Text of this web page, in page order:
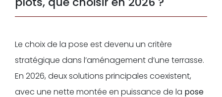
Le choix de la pose est devenu un critère
stratégique dans l’aménagement d’une terrasse.
En 2026, deux solutions principales coexistent,
avec une nette montée en puissance de la pose